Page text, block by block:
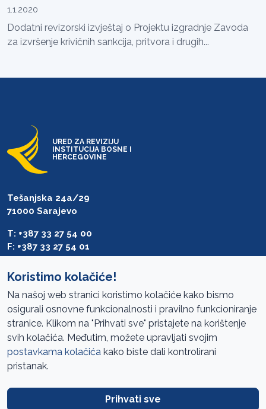
1.1.2020
Dodatni revizorski izvještaj o Projektu izgradnje Zavoda
za izvršenje krivičnih sankcija, pritvora i drugih...
URED ZA REVIZIJU
INSTITUCIJA BOSNE I
HERCEGOVINE
Tešanjska 24a/29
71000 Sarajevo
T: +387 33 27 54 00
F: +387 33 27 54 01
Pristup informacijama
Mapa sajta
Oglasi
Koristimo kolačiće!
Na našoj web stranici koristimo kolačiće kako bismo
osigurali osnovne funkcionalnosti i pravilno funkcioniranje
stranice. Klikom na "Prihvati sve" pristajete na korištenje
svih kolačića. Međutim, možete upravljati svojim
postavkama kolačića kako biste dali kontrolirani
pristanak.
Prihvati sve